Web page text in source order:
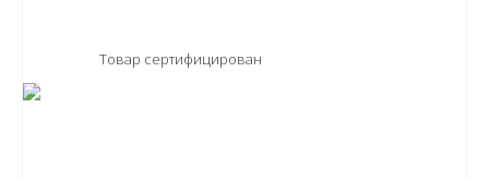
Товар сертифицирован